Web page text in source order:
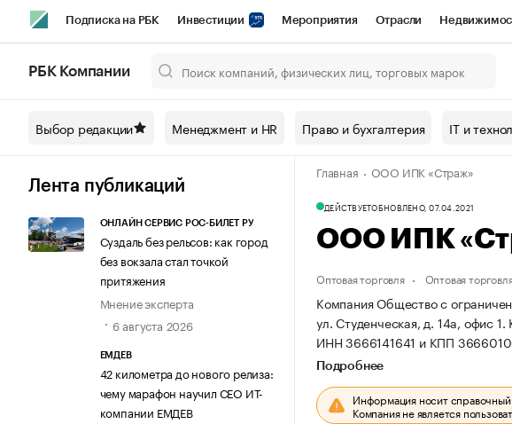
Подписка на РБК Инвестиции Мероприятия Отрасли
Спецпроекты СПб Конференции СПб Спецпроекты Проверка
Технологии и медиа Рынок наличной валюты
РБК Компании
Выбор редакции Менеджмент и HR Право и бухгалтерия IT и
Лента публикаций
ОНЛАЙН СЕРВИС РОС-БИЛЕТ РУ
Суздаль без рельсов: как город
без вокзала стал точкой
притяжения
Мнение эксперта
6 августа 2026
ЕМДЕВ
42 километра до нового релиза:
чему марафон научил СЕО ИТ-
компании ЕМДЕВ
Главная ООО ИПК «Страж»
ДЕЙСТВУЕТОБНОВЛЕНО, 07.04.2021
ООО ИПК
Оптовая торговля Оптовая
Компания Общество с
ул. Студенческая, д. 14а, офис 1.
ИНН 3666141641 и КПП
Подробнее
Информация носит справочный
Компания не является